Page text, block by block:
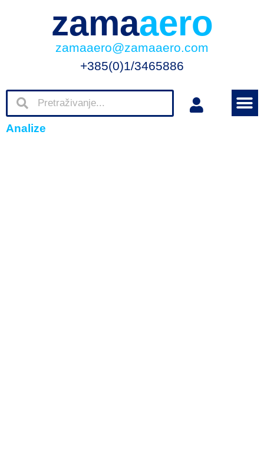
zamaaero
zamaaero@zamaaero.com
+385(0)1/3465886
Analize